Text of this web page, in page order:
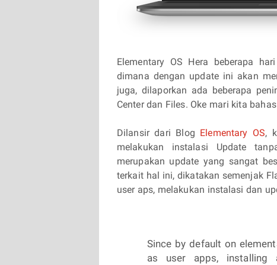
Elementary OS Hera beberapa
dimana dengan update ini akan
juga, dilaporkan ada beberapa
Center dan Files. Oke mari kita
Dilansir dari Blog Elementary OS,
melakukan instalasi Update
merupakan update yang sangat
terkait hal ini, dikatakan semenjak
user aps, melakukan instalasi dan
Since by default on
as user apps, installing